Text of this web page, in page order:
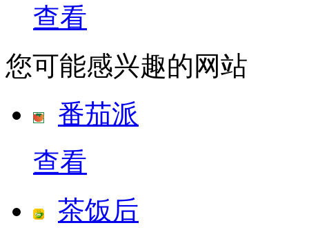
查看
您可能感兴趣的网站
番茄派
查看
茶饭后